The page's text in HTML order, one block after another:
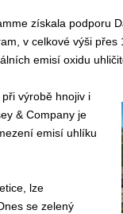
získala podporu
v celkové výši
emisí oxidu
výrobě hnojiv i
& Company je
emisí uhlíku
lze
se zelený